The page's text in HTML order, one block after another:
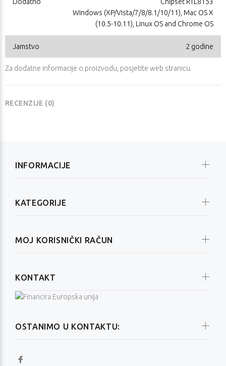
Windows (XP/Vista/7/8/8.1/10/11), Mac OS X
(10.5-10.11), Linux OS and Chrome OS
Jamstvo 2 godine
Za dodatne informacije o proizvodu, posjetite web stranicu.
RECENZIJE (0)
OSTANIMO U KONTAKTU:
INFORMACIJE
KATEGORIJE
MOJ KORISNIČKI RAČUN
KONTAKT